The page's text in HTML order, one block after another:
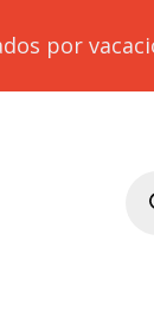
por